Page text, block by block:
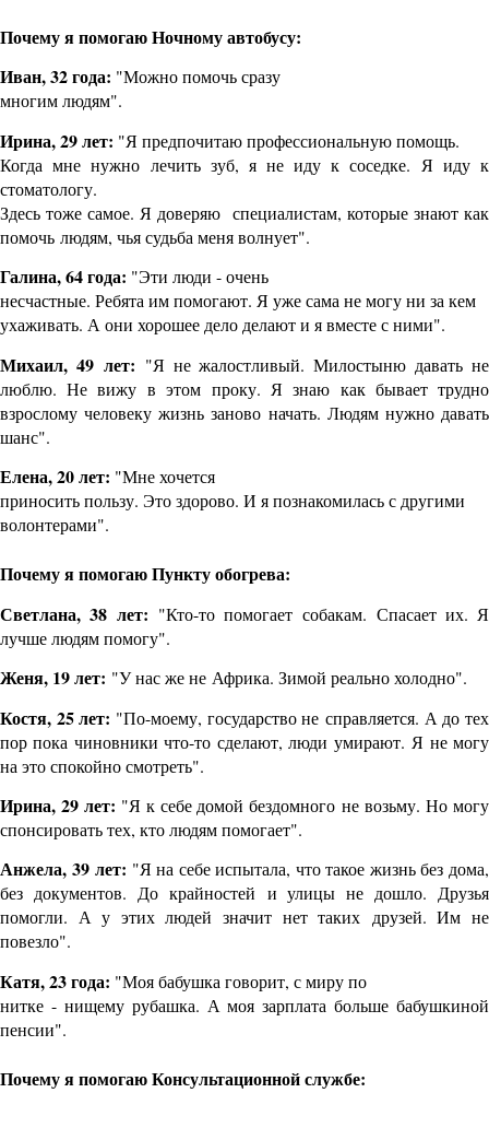
Почему я помогаю Ночному автобусу:
Иван, 32 года: "Можно помочь сразу
многим людям".
Ирина, 29 лет: "Я предпочитаю профессиональную помощь.
Когда мне нужно лечить зуб, я не иду к соседке. Я иду к
стоматологу.
Здесь тоже самое. Я доверяю специалистам, которые знают как
помочь людям, чья судьба меня волнует".
Галина, 64 года: "Эти люди - очень
несчастные. Ребята им помогают. Я уже сама не могу ни за кем
ухаживать. А они хорошее дело делают и я вместе с ними".
Михаил, 49 лет: "Я не жалостливый. Милостыню давать не
люблю. Не вижу в этом проку. Я знаю как бывает трудно
взрослому человеку жизнь заново начать. Людям нужно давать
шанс".
Елена, 20 лет: "Мне хочется
приносить пользу. Это здорово. И я познакомилась с другими
волонтерами".
Почему я помогаю Пункту обогрева:
Светлана, 38 лет: "Кто-то помогаетсобакам. Спасает их. Я
лучше людям помогу".
Женя, 19 лет: "У нас же не Африка. Зимой реально холодно".
Костя, 25 лет: "По-моему, государство несправляется. А до тех
пор пока чиновники что-то сделают, люди умирают. Я не могу
на это спокойно смотреть".
Ирина, 29 лет: "Я к себе домой бездомногоне возьму. Но могу
спонсировать тех, кто людям помогает".
Анжела, 39лет: "Я на себе испытала, что такое жизнь без дома,
без документов. До крайностей и улицы не дошло. Друзья
помогли. А у этих людей значит нет таких друзей. Им не
повезло".
Катя, 23 года: "Моя бабушка говорит, с миру по
нитке - нищему рубашка. А моя зарплата больше бабушкиной
пенсии".
Почему я помогаю Консультационной службе: